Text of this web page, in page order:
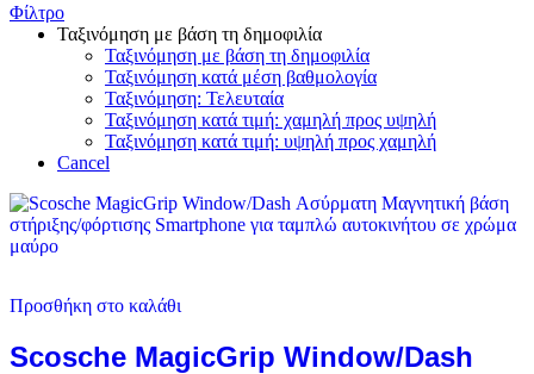
Φίλτρο
Ταξινόμηση με βάση τη δημοφιλία
Ταξινόμηση με βάση τη δημοφιλία
Ταξινόμηση κατά μέση βαθμολογία
Ταξινόμηση: Τελευταία
Ταξινόμηση κατά τιμή: χαμηλή προς υψηλή
Ταξινόμηση κατά τιμή: υψηλή προς χαμηλή
Cancel
Προσθήκη στο καλάθι
Scosche MagicGrip Window/Dash